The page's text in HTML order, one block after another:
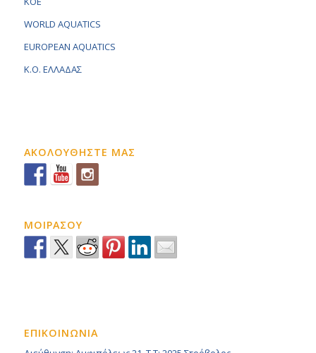
WORLD AQUATICS
EUROPEAN AQUATICS
K.O. ΕΛΛΑΔΑΣ
ΑΚΟΛΟΥΘΗΣΤΕ ΜΑΣ
ΜΟΙΡΑΣΟΥ
ΕΠΙΚΟΙΝΩΝΙΑ